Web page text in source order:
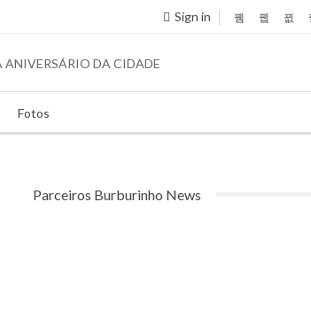
Sign in
Fotos
Parceiros Burburinho News